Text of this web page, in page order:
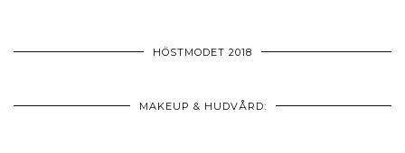
HÖSTMODET 2018
MAKEUP & HUDVÅRD: